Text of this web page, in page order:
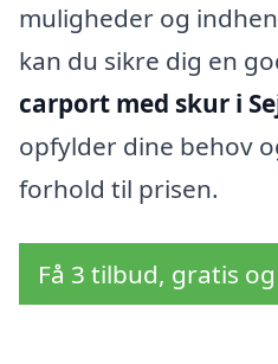
muligheder og
kan du sikre dig en
carport med skur i
opfylder dine behov
forhold til prisen.
Få 3 tilbud, gratis